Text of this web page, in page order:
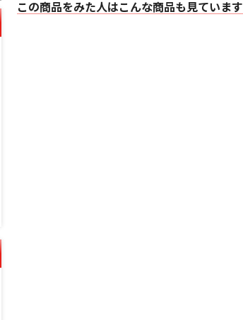
この商品をみた人はこんな商品も見ています